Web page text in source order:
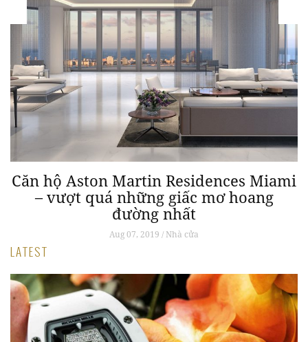
Căn hộ Aston Martin Residences Miami
– vượt quá những giấc mơ hoang
đường nhất
Aug 07, 2019 / Nhà cửa
LATEST